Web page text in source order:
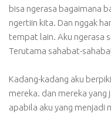
bisa ngerasa bagaimana
ngertiin kita. Dan nggak
tempat lain. Aku ngerasa
Terutama sahabat-
Kadang-kadang aku
mereka. dan mereka yang
apabila aku yang menjadi